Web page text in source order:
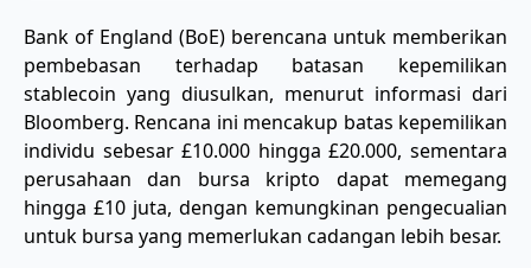
Bank of England (BoE) berencana untuk memberikan
pembebasan terhadap batasan kepemilikan
stablecoin yang diusulkan, menurut informasi dari
Bloomberg. Rencana ini mencakup batas kepemilikan
individu sebesar £10.000 hingga £20.000, sementara
perusahaan dan bursa kripto dapat memegang
hingga £10 juta, dengan kemungkinan pengecualian
untuk bursa yang memerlukan cadangan lebih besar.